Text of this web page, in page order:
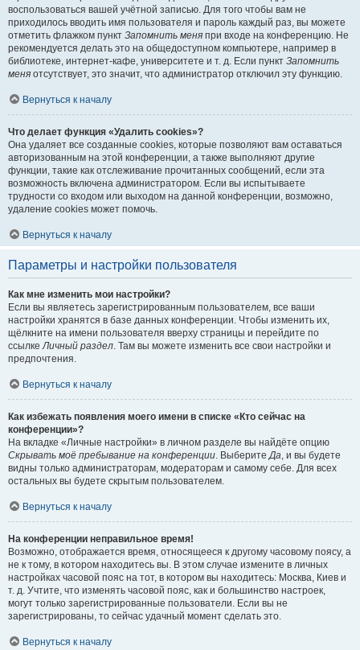
воспользоваться вашей учётной записью. Для того чтобы вам не
приходилось вводить имя пользователя и пароль каждый раз, вы можете
отметить флажком пункт Запомнить меня при входе на конференцию. Не
рекомендуется делать это на общедоступном компьютере, например в
библиотеке, интернет-кафе, университете и т. д. Если пункт Запомнить
меня отсутствует, это значит, что администратор отключил эту функцию.
Вернуться к началу
Что делает функция «Удалить cookies»?
Она удаляет все созданные cookies, которые позволяют вам оставаться
авторизованным на этой конференции, а также выполняют другие
функции, такие как отслеживание прочитанных сообщений, если эта
возможность включена администратором. Если вы испытываете
трудности со входом или выходом на данной конференции, возможно,
удаление cookies может помочь.
Вернуться к началу
Параметры и настройки пользователя
Как мне изменить мои настройки?
Если вы являетесь зарегистрированным пользователем, все ваши
настройки хранятся в базе данных конференции. Чтобы изменить их,
щёлкните на имени пользователя вверху страницы и перейдите по
ссылкеЛичный раздел. Там вы можете изменить все свои настройки и
предпочтения.
Вернуться к началу
Как избежать появления моего имени в списке «Кто сейчас на
конференции»?
На вкладке «Личные настройки» в личном разделе вы найдёте опцию
Скрывать моё пребывание на конференции. ВыберитеДа, и вы будете
видны только администраторам, модераторам и самому себе. Для всех
остальных вы будете скрытым пользователем.
Вернуться к началу
На конференции неправильное время!
Возможно, отображается время, относящееся к другому часовому поясу, а
не к тому, в котором находитесь вы. В этом случае измените в личных
настройках часовой пояс на тот, в котором вы находитесь: Москва, Киев и
т. д. Учтите, что изменять часовой пояс, как и большинство настроек,
могут только зарегистрированные пользователи. Если вы не
зарегистрированы, то сейчас удачный момент сделать это.
Вернуться к началу